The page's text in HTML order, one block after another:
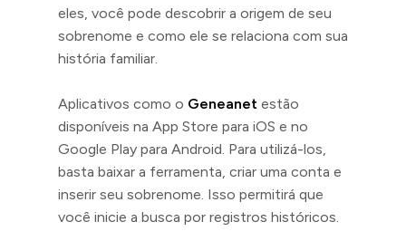
eles, você pode descobrir a origem de seu
sobrenome e como ele se relaciona com sua
história familiar.
Aplicativos como o Geneanet estão
disponíveis na App Store para iOS e no
Google Play para Android. Para utilizá-los,
basta baixar a ferramenta, criar uma conta e
inserir seu sobrenome. Isso permitirá que
você inicie a busca por registros históricos.